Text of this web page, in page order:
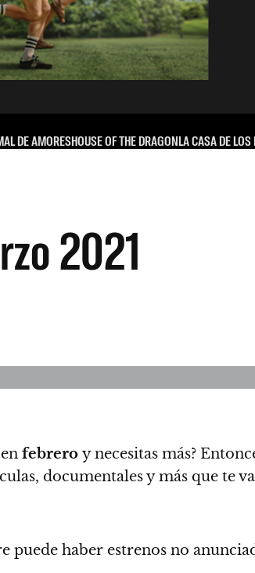
DE AMORESHOUSE OF THE DRAGONLA CASA DE
2021
febrero y necesitas más?
documentales y más que te
puede haber estrenos no